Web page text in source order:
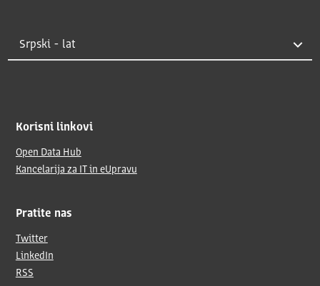
Korisni linkovi
Open Data Hub
Kancelarija za IT in eUpravu
Pratite nas
Twitter
LinkedIn
RSS